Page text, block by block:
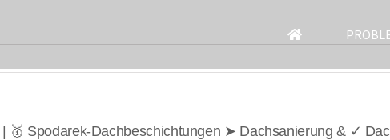
for:
🥇 Spodarek-Dachbeschichtungen ➤ Dachsanierung & ✓